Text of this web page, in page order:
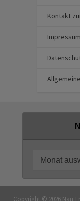
Kontakt
Impressum
Copyright © 2026 Narr